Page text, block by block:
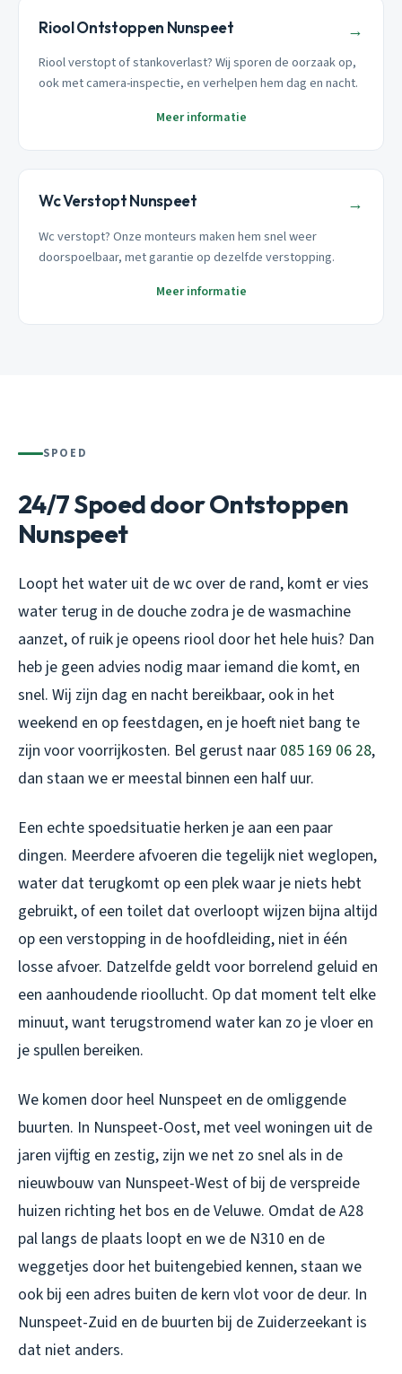
Riool Ontstoppen Nunspeet →
Riool verstopt of stankoverlast? Wij sporen de oorzaak op,
ook met camera-inspectie, en verhelpen hem dag en nacht.
Meer informatie
Wc Verstopt Nunspeet →
Wc verstopt? Onze monteurs maken hem snel weer
doorspoelbaar, met garantie op dezelfde verstopping.
Meer informatie
SPOED
24/7 Spoed door Ontstoppen
Nunspeet
Loopt het water uit de wc over de rand, komt er vies
water terug in de douche zodra je de wasmachine
aanzet, of ruik je opeens riool door het hele huis? Dan
heb je geen advies nodig maar iemand die komt, en
snel. Wij zijn dag en nacht bereikbaar, ook in het
weekend en op feestdagen, en je hoeft niet bang te
zijn voor voorrijkosten. Bel gerust naar 085 169 06 28,
dan staan we er meestal binnen een half uur.
Een echte spoedsituatie herken je aan een paar
dingen. Meerdere afvoeren die tegelijk niet weglopen,
water dat terugkomt op een plek waar je niets hebt
gebruikt, of een toilet dat overloopt wijzen bijna altijd
op een verstopping in de hoofdleiding, niet in één
losse afvoer. Datzelfde geldt voor borrelend geluid en
een aanhoudende rioollucht. Op dat moment telt elke
minuut, want terugstromend water kan zo je vloer en
je spullen bereiken.
We komen door heel Nunspeet en de omliggende
buurten. In Nunspeet-Oost, met veel woningen uit de
jaren vijftig en zestig, zijn we net zo snel als in de
nieuwbouw van Nunspeet-West of bij de verspreide
huizen richting het bos en de Veluwe. Omdat de A28
pal langs de plaats loopt en we de N310 en de
weggetjes door het buitengebied kennen, staan we
ook bij een adres buiten de kern vlot voor de deur. In
Nunspeet-Zuid en de buurten bij de Zuiderzeekant is
dat niet anders.